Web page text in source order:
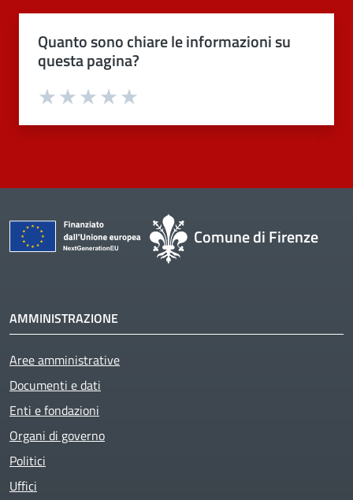
Quanto sono chiare le informazioni su
questa pagina?
Valuta 4 stelle su 5
Valuta 3 stelle su 5
Valuta 2 stelle su 5
Valuta 1 stelle su 5
Comune di Firenze
AMMINISTRAZIONE
Aree amministrative
Documenti e dati
Enti e fondazioni
Organi di governo
Politici
Uffici